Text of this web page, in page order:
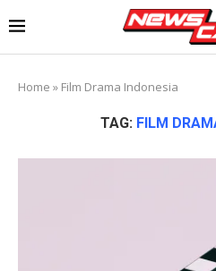
Home » Film Drama Indonesia
TAG: FILM